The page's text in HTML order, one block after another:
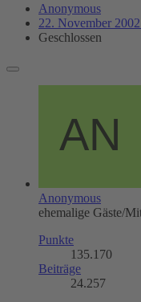
Anonymous
22. November
Geschlossen
Anonymous
ehemalige Gäste/
Punkte
135.170
Beiträge
24.257